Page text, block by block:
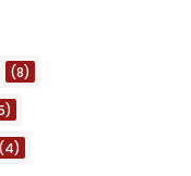
(8)
(4)